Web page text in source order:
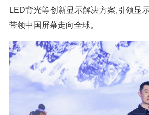
LED背光等创新显示解决方案,引领显
带领中国屏幕走向全球。